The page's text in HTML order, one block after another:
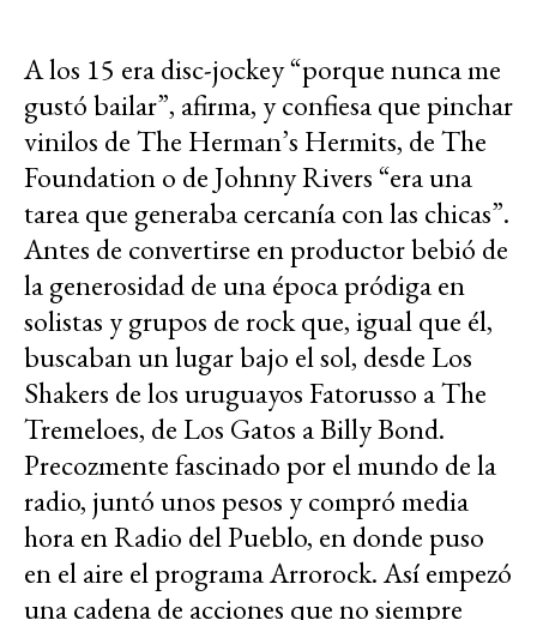
A los 15 era disc-jockey “porque nunca me
gustó bailar”, afirma, y confiesa que pinchar
vinilos de The Herman’s Hermits, de The
Foundation o de Johnny Rivers “era una
tarea que generaba cercanía con las chicas”.
Antes de convertirse en productor bebió de
la generosidad de una época pródiga en
solistas y grupos de rock que, igual que él,
buscaban un lugar bajo el sol, desde Los
Shakers de los uruguayos Fatorusso a The
Tremeloes, de Los Gatos a Billy Bond.
Precozmente fascinado por el mundo de la
radio, juntó unos pesos y compró media
hora en Radio del Pueblo, en donde puso
en el aire el programa Arrorock. Así empezó
una cadena de acciones que no siempre